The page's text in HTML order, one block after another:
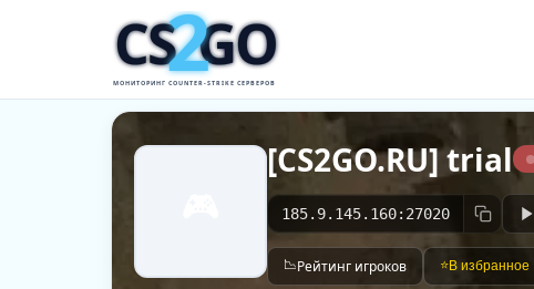
CS GO
2
МОНИТОРИНГ COUNTER-STRIKE СЕРВЕРОВ
[CS2GO.RU] trial
185.9.145.160:27020
📉Рейтинг игроков ⭐В избранное